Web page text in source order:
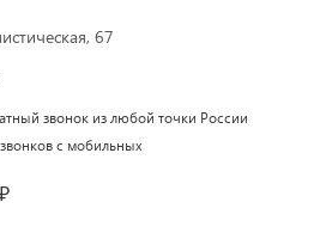
67
звонок из любой точки России
с мобильных
₽